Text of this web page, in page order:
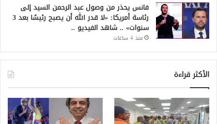
فانس يحذر من وصول عبد الرحمن السيد إلى
رئاسة أمريكا: «لا قدر الله أن يصبح رئيسًا بعد 3
سنوات» .. شاهد الفيديو ..
منذ 4 ساعات
الأكثر قراءة